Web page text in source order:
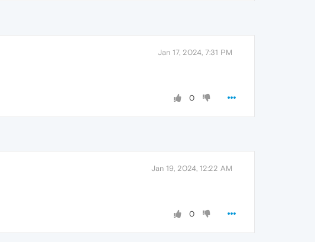
Jan 17, 2024, 7:31 PM
0
Jan 19, 2024, 12:22 AM
0